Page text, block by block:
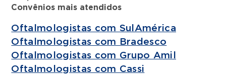
Convênios mais atendidos
Oftalmologistas com SulAmérica
Oftalmologistas com Bradesco
Oftalmologistas com Grupo Amil
Oftalmologistas com Cassi